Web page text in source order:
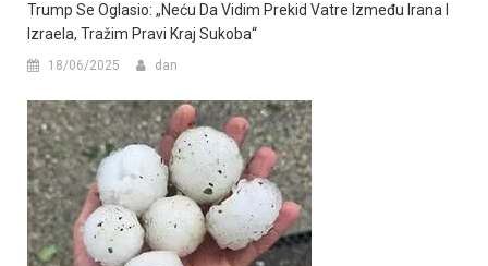
Trump Se Oglasio: „Neću Da Vidim Prekid Vatre Između Irana I
Izraela, Tražim Pravi Kraj Sukoba“
18/06/2025 dan